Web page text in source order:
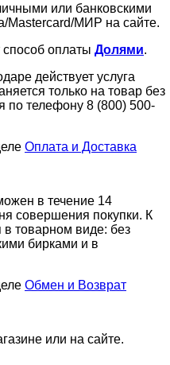
или банковскими
Mastercard/МИР на сайте.
способ оплаты Долями.
действует услуга
только на товар без
по телефону 8 (800) 500-
Оплата и Доставка
в течение 14
совершения покупки. К
в товарном виде: без
бирками и в
Обмен и Возврат
или на сайте.